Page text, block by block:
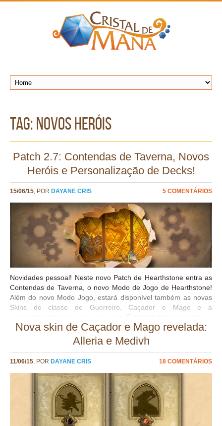
TAG: novos heróis
Patch 2.7: Contendas de Taverna, Novos
Heróis e Personalização de Decks!
15/06/15, POR DAYANE CRIS 5 COMENTÁRIOS
Novidades pessoal! Neste novo Patch de Hearthstone entra as
Contendas de Taverna, o novo Modo de Jogo de Hearthstone!
Além do novo Modo Jogo, estará disponível também as novas
Skins de classe de Guerreiro, Caçador e Mago e a
Abertura
Fechamento Europa Qua 05:00 PM CET
Seg 6:00 AM CET Américas Qua 10:00 AM
PST Seg 3:00 AM PST Taiwan/China Qui...
Nova skin de Caçador e Mago revelada:
Alleria e Medivh
11/06/15, POR DAYANE CRIS 18 COMENTÁRIOS